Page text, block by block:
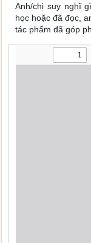
Anh/chị suy nghĩ
học hoặc đã đọc,
tác phẩm đã góp